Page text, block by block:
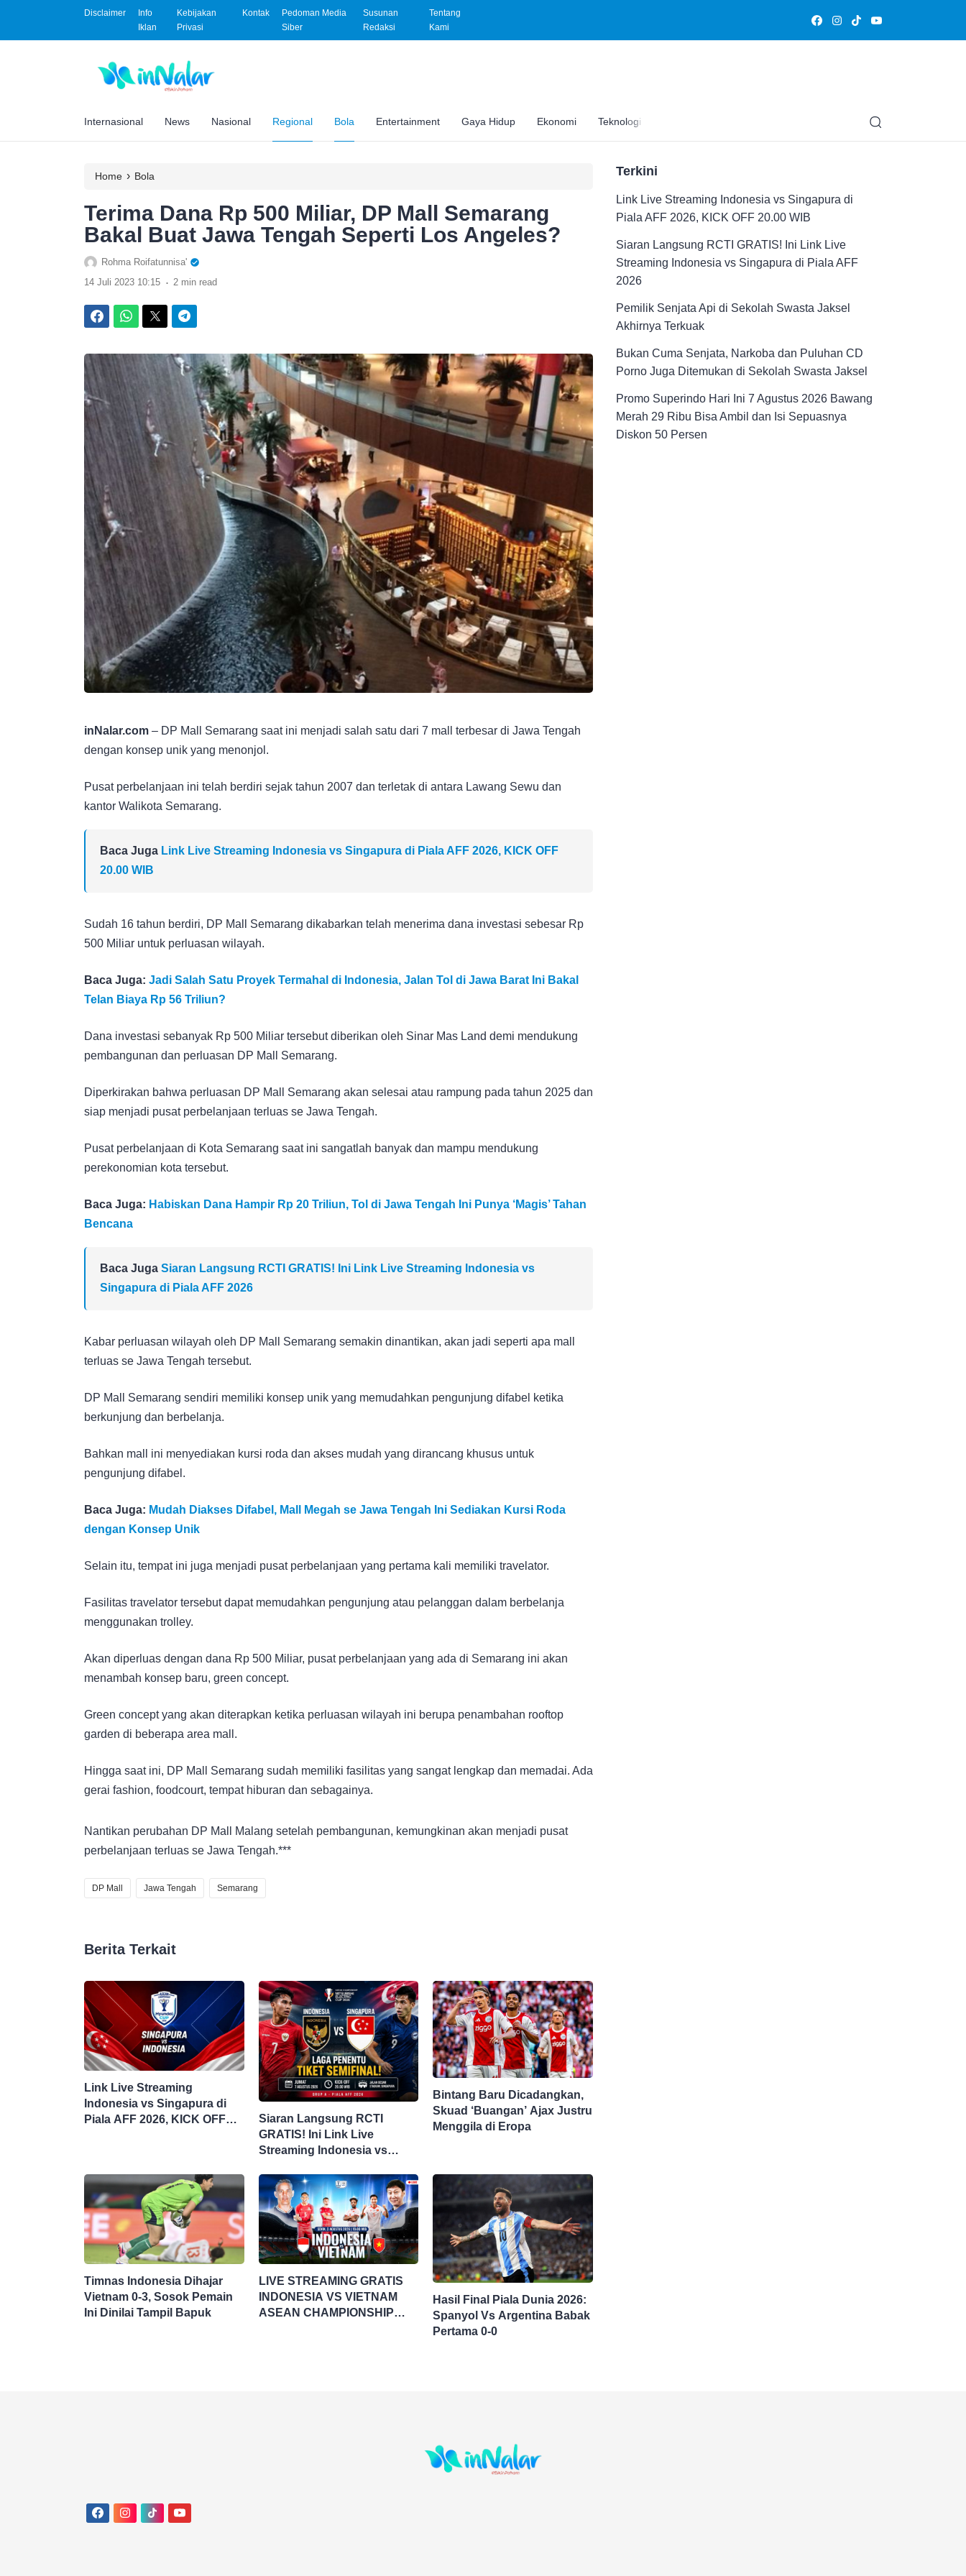
Disclaimer
Info
Iklan
Kebijakan
Privasi
Kontak
Pedoman Media
Siber
Susunan
Redaksi
Tentang
Kami
Internasional News Nasional Regional Bola Entertainment Gaya Hidup Ekonomi Teknologi Edukasi
Home › Bola
Terima Dana Rp 500 Miliar, DP Mall Semarang
Bakal Buat Jawa Tengah Seperti Los Angeles?
Rohma Roifatunnisa'
14 Juli 2023 10:15 . 2 min read
inNalar.com – DP Mall Semarang saat ini menjadi salah satu dari 7 mall terbesar di Jawa Tengah
dengan konsep unik yang menonjol.
Pusat perbelanjaan ini telah berdiri sejak tahun 2007 dan terletak di antara Lawang Sewu dan
kantor Walikota Semarang.
Baca Juga Link Live Streaming Indonesia vs Singapura di Piala AFF 2026, KICK OFF
20.00 WIB
Sudah 16 tahun berdiri, DP Mall Semarang dikabarkan telah menerima dana investasi sebesar Rp
500 Miliar untuk perluasan wilayah.
Baca Juga: Jadi Salah Satu Proyek Termahal di Indonesia, Jalan Tol di Jawa Barat Ini Bakal
Telan Biaya Rp 56 Triliun?
Dana investasi sebanyak Rp 500 Miliar tersebut diberikan oleh Sinar Mas Land demi mendukung
pembangunan dan perluasan DP Mall Semarang.
Diperkirakan bahwa perluasan DP Mall Semarang akan selesai atau rampung pada tahun 2025 dan
siap menjadi pusat perbelanjaan terluas se Jawa Tengah.
Pusat perbelanjaan di Kota Semarang saat ini sangatlah banyak dan mampu mendukung
perekonomian kota tersebut.
Baca Juga: Habiskan Dana Hampir Rp 20 Triliun, Tol di Jawa Tengah Ini Punya ‘Magis’ Tahan
Bencana
Baca Juga Siaran Langsung RCTI GRATIS! Ini Link Live Streaming Indonesia vs
Singapura di Piala AFF 2026
Kabar perluasan wilayah oleh DP Mall Semarang semakin dinantikan, akan jadi seperti apa mall
terluas se Jawa Tengah tersebut.
DP Mall Semarang sendiri memiliki konsep unik yang memudahkan pengunjung difabel ketika
berkunjung dan berbelanja.
Bahkan mall ini menyediakan kursi roda dan akses mudah yang dirancang khusus untuk
pengunjung difabel.
Baca Juga: Mudah Diakses Difabel, Mall Megah se Jawa Tengah Ini Sediakan Kursi Roda
dengan Konsep Unik
Selain itu, tempat ini juga menjadi pusat perbelanjaan yang pertama kali memiliki travelator.
Fasilitas travelator tersebut dapat memudahkan pengunjung atau pelanggan dalam berbelanja
menggunakan trolley.
Akan diperluas dengan dana Rp 500 Miliar, pusat perbelanjaan yang ada di Semarang ini akan
menambah konsep baru, green concept.
Green concept yang akan diterapkan ketika perluasan wilayah ini berupa penambahan rooftop
garden di beberapa area mall.
Hingga saat ini, DP Mall Semarang sudah memiliki fasilitas yang sangat lengkap dan memadai. Ada
gerai fashion, foodcourt, tempat hiburan dan sebagainya.
Nantikan perubahan DP Mall Malang setelah pembangunan, kemungkinan akan menjadi pusat
perbelanjaan terluas se Jawa Tengah.***
DP Mall Jawa Tengah Semarang
Berita Terkait
Link Live Streaming
Indonesia vs Singapura di
Piala AFF 2026, KICK OFF
Siaran Langsung RCTI
GRATIS! Ini Link Live
Streaming Indonesia vs
Bintang Baru Dicadangkan,
Skuad ‘Buangan’ Ajax Justru
Menggila di Eropa
Timnas Indonesia Dihajar
Vietnam 0-3, Sosok Pemain
Ini Dinilai Tampil Bapuk
LIVE STREAMING GRATIS
INDONESIA VS VIETNAM
ASEAN CHAMPIONSHIP
Hasil Final Piala Dunia 2026:
Spanyol Vs Argentina Babak
Pertama 0-0
Terkini
Link Live Streaming Indonesia vs Singapura di
Piala AFF 2026, KICK OFF 20.00 WIB
Siaran Langsung RCTI GRATIS! Ini Link Live
Streaming Indonesia vs Singapura di Piala AFF
2026
Pemilik Senjata Api di Sekolah Swasta Jaksel
Akhirnya Terkuak
Bukan Cuma Senjata, Narkoba dan Puluhan CD
Porno Juga Ditemukan di Sekolah Swasta Jaksel
Promo Superindo Hari Ini 7 Agustus 2026 Bawang
Merah 29 Ribu Bisa Ambil dan Isi Sepuasnya
Diskon 50 Persen